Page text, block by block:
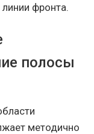
фронта.
полосы
методично